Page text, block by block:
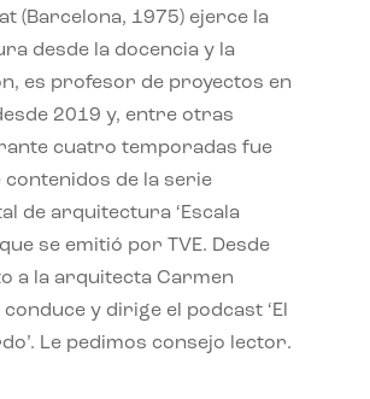
(Barcelona, 1975) ejerce la
desde la docencia y la
es profesor de proyectos en
desde 2019 y, entre otras
cuatro temporadas fue
contenidos de la serie
de arquitectura ‘Escala
que se emitió por TVE. Desde
a la arquitecta Carmen
y dirige el podcast ‘El
Le pedimos consejo lector.